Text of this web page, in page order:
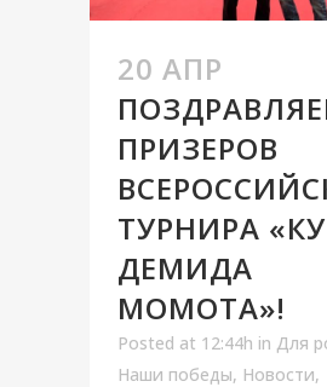
20 АПР
ПРИЗЕРОВ
ТУРНИРА
ДЕМИДА
МОМОТА»!
Posted at 12:44h in Для
Наши победы, Новости,